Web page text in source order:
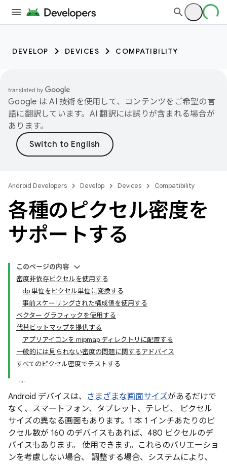
DEVELOP DEVICES COMPATIBILITY
Google は AI 技術を使用して、コンテンツをご希望の言
語に翻訳しています。AI 翻訳には誤りが含まれる場合が
あります。
Android Developers Develop Devices Compatibility
各種のピクセル密度を
サポートする
このページの内容
密度非依存ピクセルを使用する
dp 単位をピクセル単位に変換する
事前スケーリングされた構成値を使用する
ベクター グラフィックを使用する
代替ビットマップを提供する
アプリアイコンを mipmap ディレクトリに配置する
一般的には見られない密度の問題に関するアドバイス
すべてのピクセル密度でテストする
Android デバイスは、 さまざまな画面サイズがあるだけで
なく、スマートフォン、タブレット、テレビ、 ピクセル
サイズの異なる画面もあります。1 本 1 インチあたりのピ
クセル数が 160 のデバイスもあれば、480 ピクセルのデ
バイスもあります。 使用できます。これらのバリエーショ
ンを考慮しない場合、 調整する場合、システムにより、